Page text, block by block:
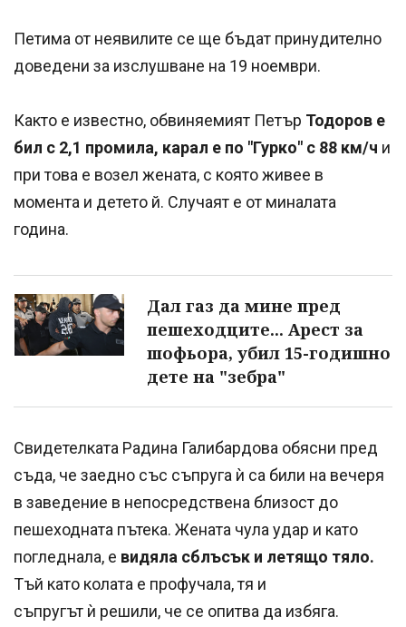
Петима от неявилите се ще бъдат принудително
доведени за изслушване на 19 ноември.
Както е известно, обвиняемият Петър Тодоров е
бил с 2,1 промила, карал е по "Гурко" с 88 км/ч и
при това е возел жената, с която живее в
момента и детето й. Случаят е от миналата
година.
Дал газ да мине пред
пешеходците... Арест за
шофьора, убил 15-годишно
дете на "зебра"
Свидетелката Радина Галибардова обясни пред
съда, че заедно със съпруга ѝ са били на вечеря
в заведение в непосредствена близост до
пешеходната пътека. Жената чула удар и като
погледнала, е видяла сблъсък и летящо тяло.
Тъй като колата е профучала, тя и
съпругът ѝ решили, че се опитва да избяга.